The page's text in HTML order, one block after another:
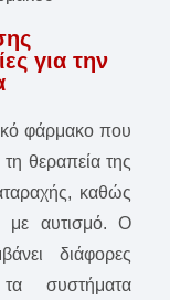
για την
φάρμακο που
τη θεραπεία της
καθώς
με αυτισμό. Ο
διάφορες
συστήματα